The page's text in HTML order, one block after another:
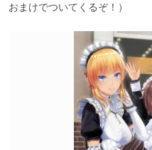
おまけでついてくるぞ！）